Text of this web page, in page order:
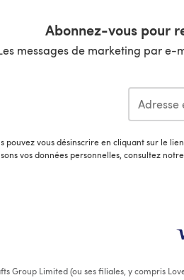
Abonnez-vous pour
messages de marketing par e-
pouvez vous désinscrire en cliquant sur le
vos données personnelles, consultez notre
Group Limited (ou ses filiales, y compris